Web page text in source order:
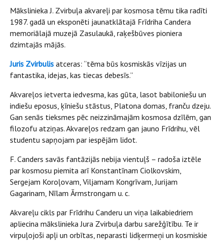
Mākslinieka J. Zvirbuļa akvareļi par kosmosa tēmu tika radīti
1987. gadā un eksponēti jaunatklātajā Frīdriha Candera
memoriālajā muzejā Zasulaukā, raķešbūves pioniera
dzimtajās mājās.
Juris Zvirbulis atceras: “tēma būs kosmiskās vīzijas un
fantastika, idejas, kas tiecas debesīs.”
Akvareļos ietverta iedvesma, kas gūta, lasot babiloniešu un
indiešu eposus, ķīniešu stāstus, Platona domas, franču dzeju.
Gan senās tieksmes pēc neizzināmajām kosmosa dzīlēm, gan
filozofu atziņas. Akvareļos redzam gan jauno Frīdrihu, vēl
studentu sapņojam par iespējām lidot.
F. Canders savās fantāzijās nebija vientuļš – radoša iztēle
par kosmosu piemita arī Konstantīnam Ciolkovskim,
Sergejam Koroļovam, Viljamam Kongrīvam, Jurijam
Gagarinam, Nīlam Ārmstrongam u. c.
Akvareļu cikls par Frīdrihu Canderu un viņa laikabiedriem
apliecina mākslinieka Jura Zvirbuļa darbu sarežģītību. Te ir
virpuļojoši apļi un orbītas, neparasti lidķermeņi un kosmiskie